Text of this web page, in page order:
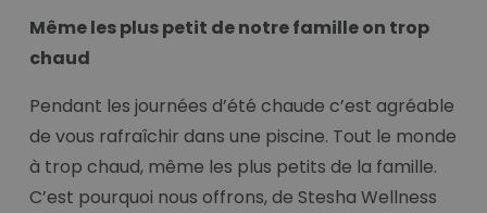
Même les plus petit de notre famille on trop
chaud
Pendant les journées d’été chaude c’est agréable
de vous rafraîchir dans une piscine. Tout le monde
à trop chaud, même les plus petits de la famille.
C’est pourquoi nous offrons, de Stesha Wellness